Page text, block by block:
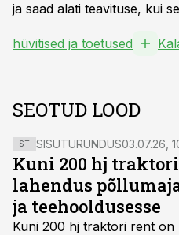
ja saad alati teavituse, kui
hüvitised ja toetused
SEOTUD LOOD
ST SISUTURUNDUS03.07.26,
Kuni 200 hj
lahendus
ja teehooldusesse
Kuni 200 hj traktori rent on